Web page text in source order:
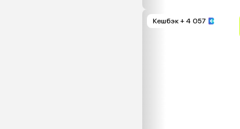
Кешбэк + 4 057